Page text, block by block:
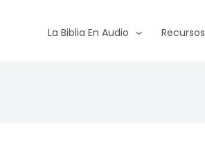
La Biblia En Audio Recursos